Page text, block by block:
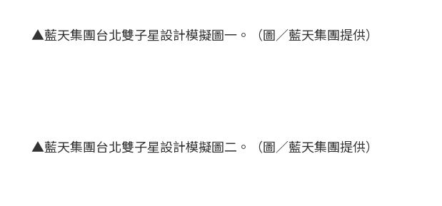
▲藍天集團台北雙子星設計模擬圖一。（圖／藍天集團提供）
▲藍天集團台北雙子星設計模擬圖二。（圖／藍天集團提供）